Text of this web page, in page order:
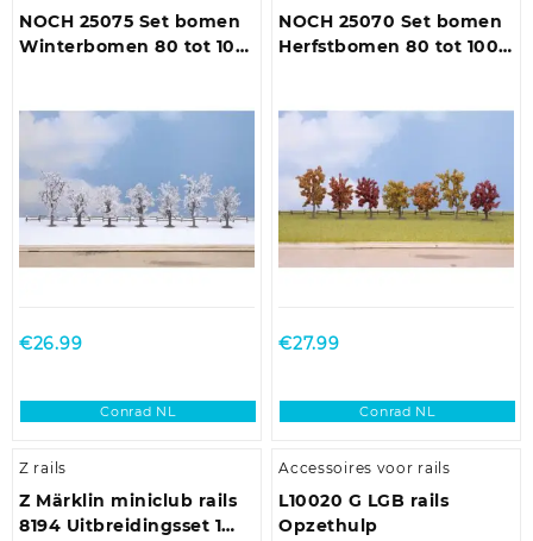
NOCH 25075 Set bomen
Winterbomen 80 tot 100
€26.99
Conrad NL
NOCH 25070 Set bomen
Herfstbomen 80 tot 100
€27.99
Conrad NL
Z rails
Z Märklin miniclub rails
8194 Uitbreidingsset 1
Accessoires voor rails
L10020 G LGB rails
Opzethulp